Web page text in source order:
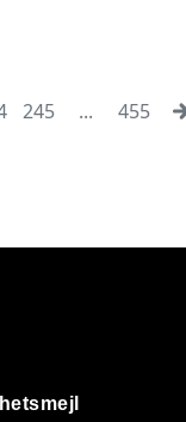
245 ... 455